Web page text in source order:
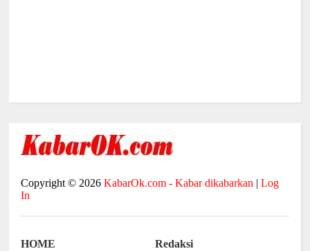
Copyright © 2026KabarOk.com - Kabar dikabarkan |Log
In
HOME Redaksi